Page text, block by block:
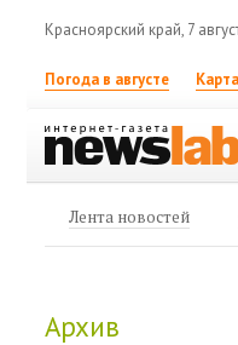
Красноярский край, 7
Погода в августе
Лента новостей
Архив